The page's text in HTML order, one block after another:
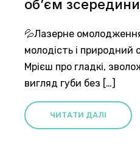
об’єм
💦Лазерне
молодість і природний
Мрієш про гладкі,
вигляд губи без […]
ЧИТАТИ ДАЛІ